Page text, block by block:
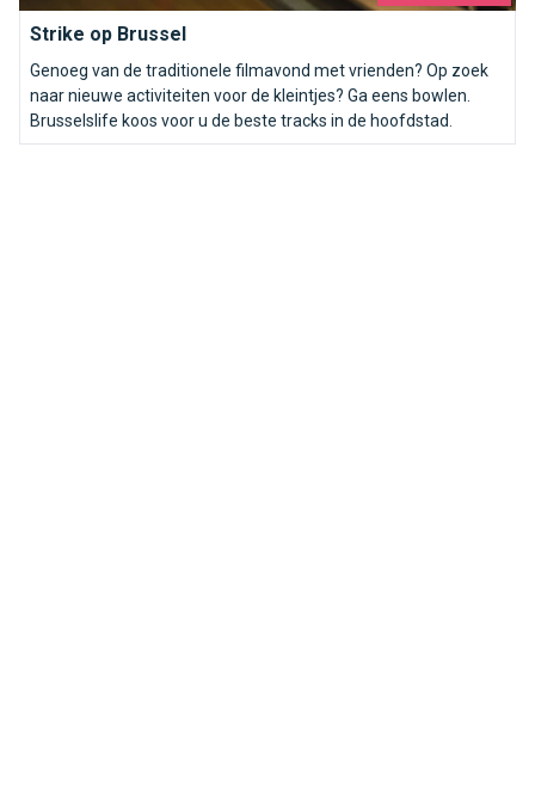
Strike op Brussel
Genoeg van de traditionele filmavond met vrienden? Op zoek
naar nieuwe activiteiten voor de kleintjes? Ga eens bowlen.
Brusselslife koos voor u de beste tracks in de hoofdstad.